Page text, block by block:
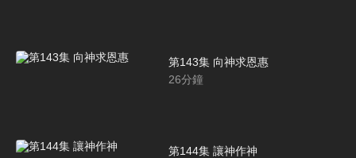
第143集 向神求恩惠
26分鐘
第144集 讓神作神